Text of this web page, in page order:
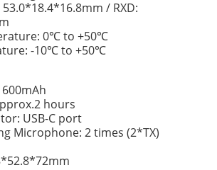
/ RXD:
0℃ to +50℃
-10℃ to +50℃
hours
USB-C port
Microphone: 2 times (2*TX)